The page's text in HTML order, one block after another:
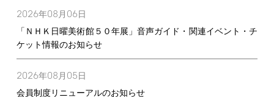
2026年08月 06日
「ＮＨＫ日曜美術館５０年展」音声ガイド・関連イベント・チ
ケット情報のお知らせ
2026年08月 05日
会員制度リニューアルのお知らせ